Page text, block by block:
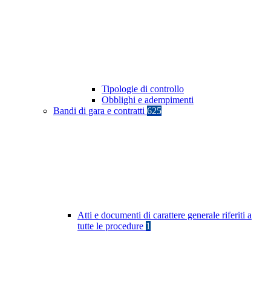
Tipologie di controllo
Obblighi e adempimenti
Bandi di gara e contratti 625
Atti e documenti di carattere generale riferiti a
tutte le procedure 1